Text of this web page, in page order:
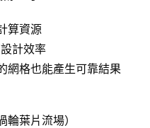
算資源
設計效率
網格也能產生可靠結果
輪葉片流場）